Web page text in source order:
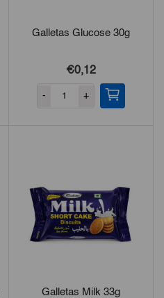
Galletas Glucose 30g
€0,12
- +
Galletas Milk 33g